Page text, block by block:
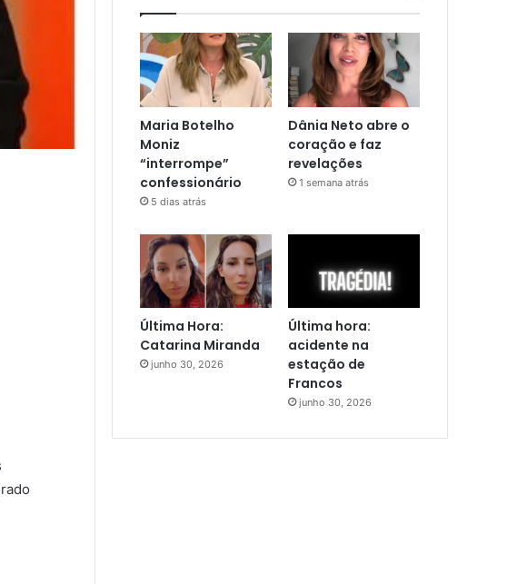
Maria Botelho
Moniz
“interrompe”
confessionário
5 dias atrás
Dânia Neto abre o
coração e faz
revelações
1 semana atrás
Última Hora:
Catarina Miranda
junho 30, 2026
Última hora:
acidente na
estação de
Francos
junho 30, 2026